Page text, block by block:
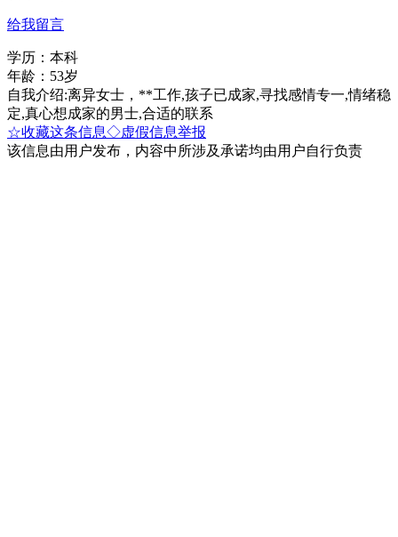
给我留言
学历：本科
年龄：53岁
自我介绍:离异女士，**工作,孩子已成家,寻找感情专一,情绪稳
定,真心想成家的男士,合适的联系
☆收藏这条信息◇虚假信息举报
该信息由用户发布，内容中所涉及承诺均由用户自行负责